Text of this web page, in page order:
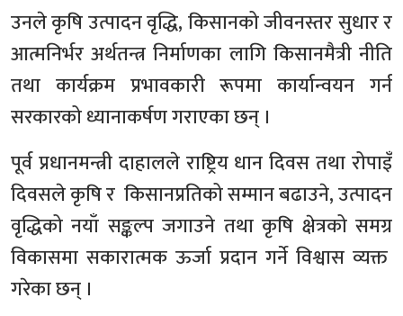
उनले कृषि उत्पादन वृद्धि, किसानको जीवनस्तर सुधार र
आत्मनिर्भर अर्थतन्त्र निर्माणका लागि किसानमैत्री नीति
तथा कार्यक्रम प्रभावकारी रूपमा कार्यान्वयन गर्न
सरकारको ध्यानाकर्षण गराएका छन् ।
पूर्व प्रधानमन्त्री दाहालले राष्ट्रिय धान दिवस तथा रोपाइँ
दिवसले कृषि र किसानप्रतिको सम्मान बढाउने, उत्पादन
वृद्धिको नयाँ सङ्कल्प जगाउने तथा कृषि क्षेत्रको समग्र
विकासमा सकारात्मक ऊर्जा प्रदान गर्ने विश्वास व्यक्त
गरेका छन् ।